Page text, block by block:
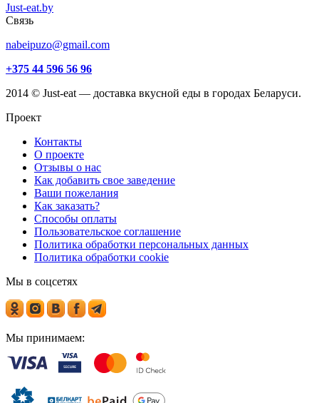
Just-eat.by
Связь
nabeipuzo@gmail.com
+375 44 596 56 96
2014 © Just-eat — доставка вкусной еды в городах Беларуси.
Проект
Контакты
О проекте
Отзывы о нас
Как добавить свое заведение
Ваши пожелания
Как заказать?
Способы оплаты
Пользовательское соглашение
Политика обработки персональных данных
Политика обработки cookie
Мы в соцсетях
Мы принимаем: